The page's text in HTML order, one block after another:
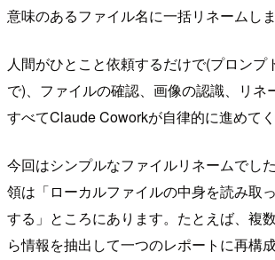
意味のあるファイル名に一括リネームしま
人間がひとこと依頼するだけで(プロンプ
で)、ファイルの確認、画像の認識、リネ
すべてClaude Coworkが自律的に進めてく
今回はシンプルなファイルリネームでし
領は「ローカルファイルの中身を読み取
する」ところにあります。たとえば、複
ら情報を抽出して一つのレポートに再構